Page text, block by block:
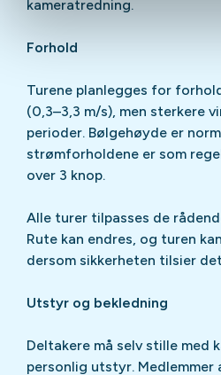
kameratredning.
Forhold
Turene planlegges for
(0,3–3,3 m/s), men sterkere
perioder. Bølgehøyde er
strømforholdene er som
over 3 knop.
Alle turer tilpasses de
Rute kan endres, og turen
dersom sikkerheten tilsier
Utstyr og bekledning
Deltakere må selv stille med
personlig utstyr. Medlemmer